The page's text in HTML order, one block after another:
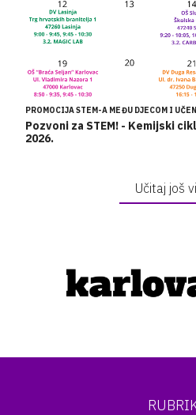
PROMOCIJA STEM-A MEĐU DJECOM I
Pozvoni za STEM! - Kemijski
2026.
Učitaj još